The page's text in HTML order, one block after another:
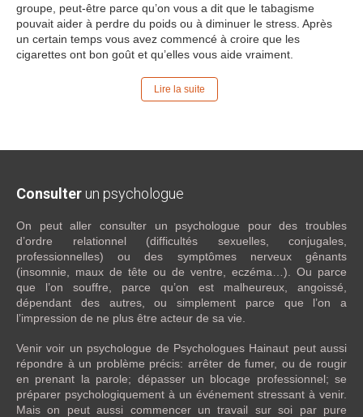
groupe, peut-être parce qu’on vous a dit que le tabagisme
pouvait aider à perdre du poids ou à diminuer le stress. Après
un certain temps vous avez commencé à croire que les
cigarettes ont bon goût et qu’elles vous aide vraiment.
Lire la suite
Consulter un psychologue
On peut aller consulter un psychologue pour des troubles
d’ordre relationnel (difficultés sexuelles, conjugales,
professionnelles) ou des symptômes nerveux gênants
(insomnie, maux de tête ou de ventre, eczéma…). Ou parce
que l’on souffre, parce qu’on est malheureux, angoissé,
dépendant des autres, ou simplement parce que l’on a
l’impression de ne plus être acteur de sa vie.
Venir voir un psychologue de Psychologues Hainaut peut aussi
répondre à un problème précis: arrêter de fumer, ou de rougir
en prenant la parole; dépasser un blocage professionnel; se
préparer psychologiquement à un événement stressant à venir.
Mais on peut aussi commencer un travail sur soi par pure